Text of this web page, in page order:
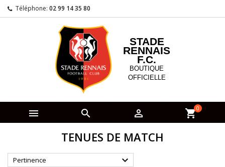
Téléphone: 02 99 14 35 80
STADE
RENNAIS
F.C.
BOUTIQUE
OFFICIELLE
   shopping_cart0
TENUES DE MATCH
Pertinence 